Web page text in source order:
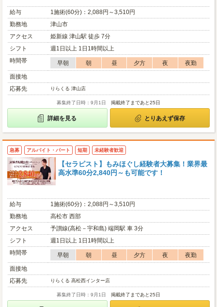
給与
1施術(60分)：2,088円～3,510円
勤務地
津山市
アクセス
姫新線 津山駅 徒歩 7分
シフト
週1日以上 1日1時間以上
時間帯
早朝 朝 昼 夕方 夜
夜勤
面接地
応募先
りらくる 津山店
募集終了日時：9月1日 掲載終了まであと25日
詳細を見る とりあえず保存
急募 アルバイト・パート 短期 未経験者歓迎
【セラピスト】もみほぐし経験者大募集！業界最
高水準60分2,840円～も可能です！
給与
1施術(60分)：2,088円～3,510円
勤務地
高松市 西部
アクセス
予讃線(高松－宇和島) 端岡駅 車 3分
シフト
週1日以上 1日1時間以上
時間帯
早朝 朝 昼 夕方 夜
夜勤
面接地
応募先
りらくる 高松西インター店
募集終了日時：9月1日 掲載終了まであと25日